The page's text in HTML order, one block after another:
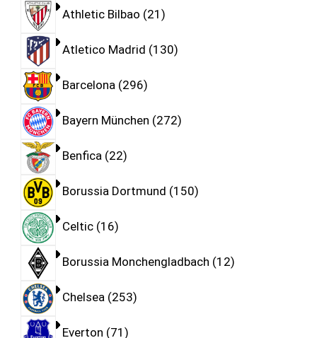
Athletic Bilbao 21
Atletico Madrid 130
Barcelona 296
Bayern München 272
Benfica 22
Borussia Dortmund 150
Celtic 16
Borussia Monchengladbach 12
Chelsea 253
Everton 71